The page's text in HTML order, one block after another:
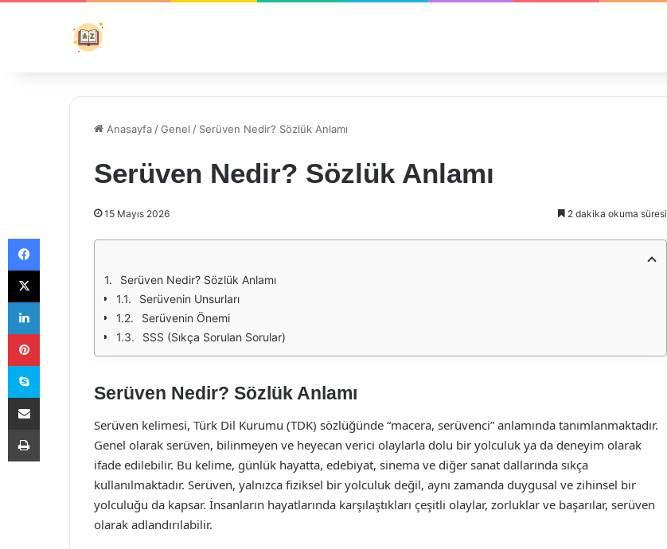
Anasayfa /Genel / Serüven Nedir? Sözlük Anlamı
Serüven Nedir? Sözlük Anlamı
15 Mayıs 2026 2 dakika okuma süresi
Serüven Nedir? Sözlük Anlamı
Serüvenin Unsurları
Serüvenin Önemi
SSS (Sıkça Sorulan Sorular)
Serüven Nedir? Sözlük Anlamı
Serüven kelimesi, Türk Dil Kurumu (TDK) sözlüğünde “macera, serüvenci” anlamında tanımlanmaktadır.
Genel olarak serüven, bilinmeyen ve heyecan verici olaylarla dolu bir yolculuk ya da deneyim olarak
ifade edilebilir. Bu kelime, günlük hayatta, edebiyat, sinema ve diğer sanat dallarında sıkça
kullanılmaktadır. Serüven, yalnızca fiziksel bir yolculuk değil, aynı zamanda duygusal ve zihinsel bir
yolculuğu da kapsar. İnsanların hayatlarında karşılaştıkları çeşitli olaylar, zorluklar ve başarılar, serüven
olarak adlandırılabilir.
Facebook
X
LinkedIn
Pinterest
Skype
E-Posta ile paylaş